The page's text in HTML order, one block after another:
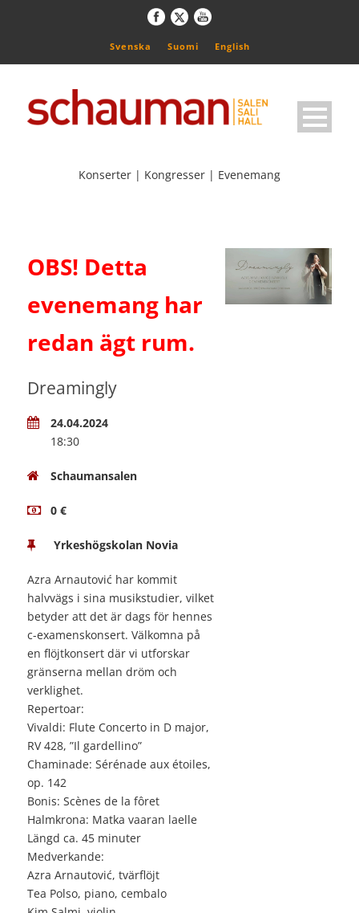
Svenska Suomi English
Konserter | Kongresser | Evenemang
OBS! Detta
evenemang har
redan ägt rum.
Dreamingly
24.04.2024
18:30
Schaumansalen
0 €
Yrkeshögskolan Novia
Azra Arnautović har kommit
halvvägs i sina musikstudier, vilket
betyder att det är dags för hennes
c-examenskonsert. Välkomna på
en flöjtkonsert där vi utforskar
gränserna mellan dröm och
verklighet.
Repertoar:
Vivaldi: Flute Concerto in D major,
RV 428, ”Il gardellino”
Chaminade: Sérénade aux étoiles,
op. 142
Bonis: Scènes de la fôret
Halmkrona: Matka vaaran laelle
Längd ca. 45 minuter
Medverkande:
Azra Arnautović, tvärflöjt
Tea Polso, piano, cembalo